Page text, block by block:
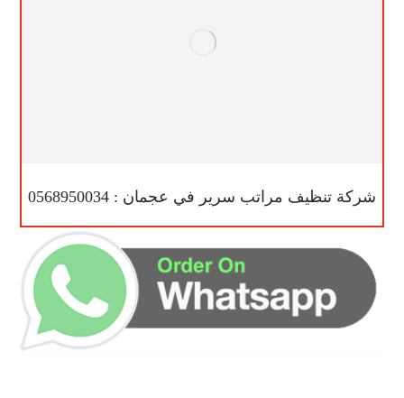
شركة تنظيف مراتب سرير في عجمان : 0568950034